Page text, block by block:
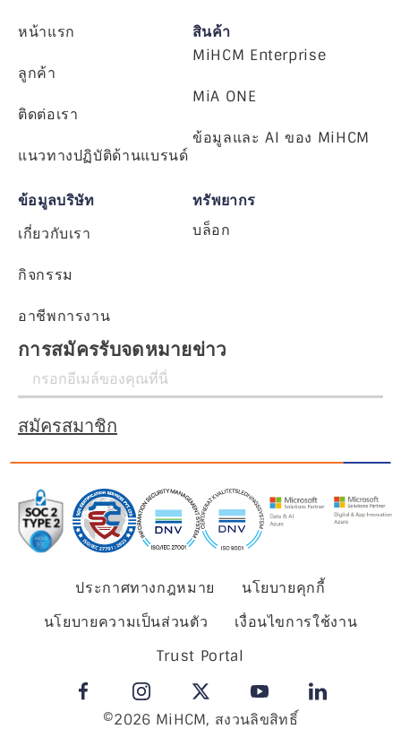
หน้าแรก
ลูกค้า
ติดต่อเรา
แนวทางปฏิบัติด้านแบรนด์
สินค้า
MiHCM Enterprise
MiA ONE
ข้อมูลและ AI ของ MiHCM
ข้อมูลบริษัท
เกี่ยวกับเรา
กิจกรรม
อาชีพการงาน
ทรัพยากร
บล็อก
การสมัครรับจดหมายข่าว
สมัครสมาชิก
ประกาศทางกฎหมาย
นโยบายคุกกี้
นโยบายความเป็นส่วนตัว
เงื่อนไขการใช้งาน
Trust Portal
©2026 MiHCM, สงวนลิขสิทธิ์